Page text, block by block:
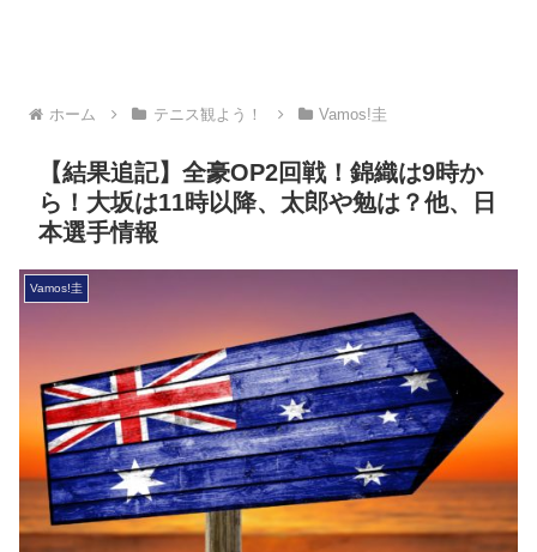
ホーム テニス観よう！ Vamos!圭
【結果追記】全豪OP2回戦！錦織は9時か
ら！大坂は11時以降、太郎や勉は？他、日
本選手情報
Vamos!圭